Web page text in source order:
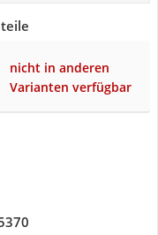
nicht in anderen
Varianten verfügbar